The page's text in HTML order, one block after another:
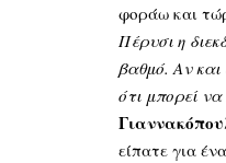
φοράω και
Πέρυσι η
βαθμό. Αν και
ότι μπορεί
είπατε για